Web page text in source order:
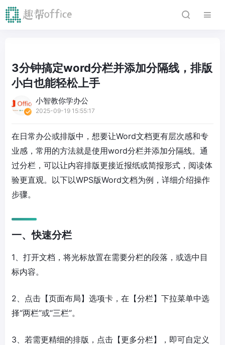
3分钟搞定word分栏并添加分隔线，排版
小白也能轻松上手
小智教你学办公
2025-09-19 15:55:17
在日常办公或排版中，想要让Word文档更有层次感和专
业感，常用的方法就是使用word分栏并添加分隔线。通
过分栏，可以让内容排版更接近报纸或简报形式，阅读体
验更直观。以下以WPS版Word文档为例，详细介绍操作
步骤。
一、快速分栏
1、打开文档，将光标放置在需要分栏的段落，或选中目
标内容。
2、点击【页面布局】选项卡，在【分栏】下拉菜单中选
择“两栏”或“三栏”。
3、若需更精细的排版，点击【更多分栏】，即可自定义